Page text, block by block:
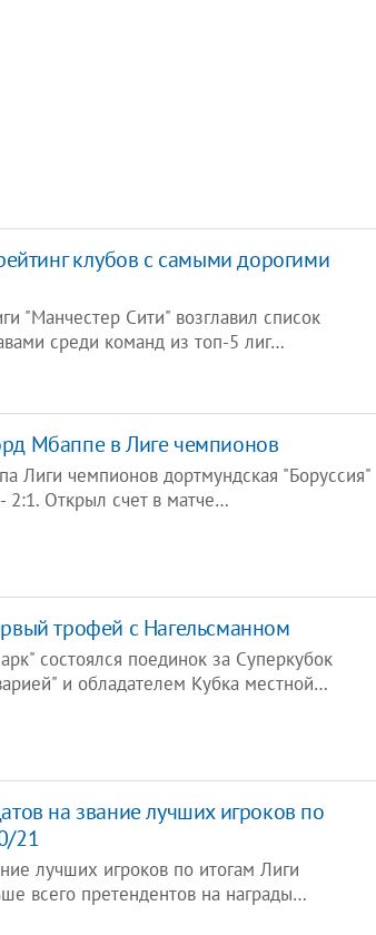
клубов с самыми дорогими
"Манчестер Сити" возглавил список
среди команд из топ-5 лиг…
Мбаппе в Лиге чемпионов
Лиги чемпионов дортмундская "Боруссия"
2:1. Открыл счет в матче…
трофей с Нагельсманном
состоялся поединок за Суперкубок
и обладателем Кубка местной…
на звание лучших игроков по
21
лучших игроков по итогам Лиги
всего претендентов на награды…